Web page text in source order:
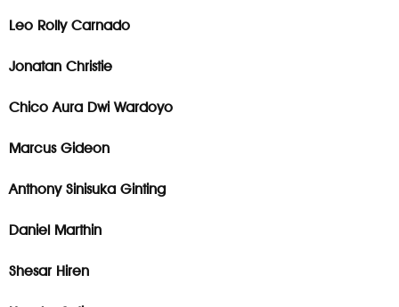
Leo Rolly Carnado
Jonatan Christie
Chico Aura Dwi Wardoyo
Marcus Gideon
Anthony Sinisuka Ginting
Daniel Marthin
Shesar Hiren